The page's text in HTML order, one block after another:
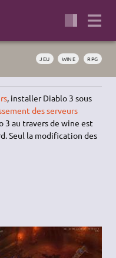
JEU WINE RPG
, installer Diablo 3 sous
des serveurs
3 au travers de wine est
Seul la modification des